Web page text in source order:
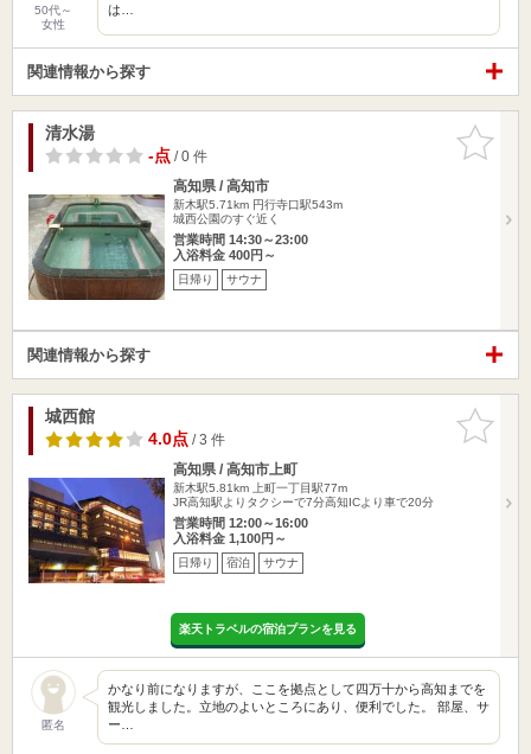
50代～
女性
は…
関連情報から探す
お気に入
りに追加
清水湯
-点/ 0 件
高知県 / 高知市
新木駅5.71km 円行寺口駅543m
城西公園のすぐ近く
営業時間 14:30～23:00
入浴料金 400円～
日帰り サウナ
関連情報から探す
お気に入
りに追加
城西館
4.0点/ 3 件
高知県 / 高知市上町
新木駅5.81km
上町一丁目駅77m
JR高知駅よりタクシーで7分高知ICより車で20分
営業時間 12:00～16:00
入浴料金 1,100円～
日帰り 宿泊 サウナ
楽天トラベルの宿泊プランを見る
匿名
かなり前になりますが、ここを拠点として四万十から高知までを
観光しました。立地のよいところにあり、便利でした。 部屋、サ
ー…